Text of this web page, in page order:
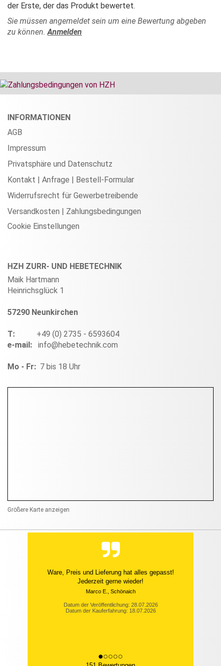
der Erste, der das Produkt bewertet.
Sie müssen angemeldet sein um eine Bewertung abgeben
zu können. Anmelden
INFORMATIONEN
AGB
Impressum
Privatsphäre und Datenschutz
Kontakt | Anfrage | Bestell-Formular
Widerrufsrecht für Gewerbetreibende
Versandkosten | Zahlungsbedingungen
Cookie Einstellungen
HZH ZURR- UND HEBETECHNIK
Maik Hartmann
Heinrichsglück 1
57290 Neunkirchen
T: +49 (0) 2735 - 6593604
e-mail: info@hebetechnik.com
Mo - Fr: 7 bis 18 Uhr
Größere Karte anzeigen
Ware, Preis und Lieferung hat alles gepasst!
Jederzeit gerne wieder!
Marco E., Schönaich
Datum der Veröffentlichung: 28.07.2026
Datum der Kauferfahrung: 18.07.2026